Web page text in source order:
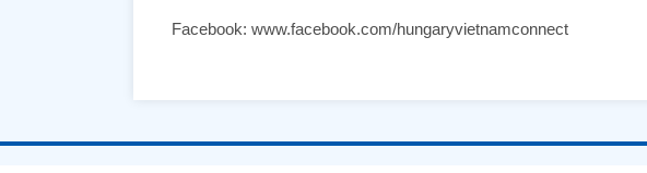
Facebook: www.facebook.com/hungaryvietnamconnect